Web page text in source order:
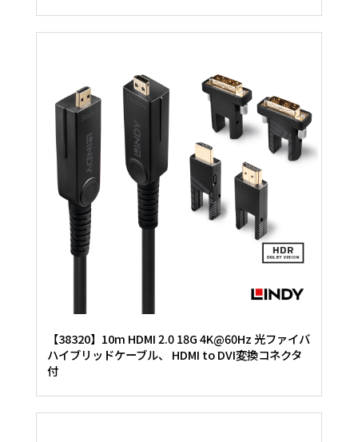
【38320】10m HDMI 2.0 18G 4K@60Hz 光ファイバ
ハイブリッドケーブル、 HDMI to DVI変換コネクタ
付